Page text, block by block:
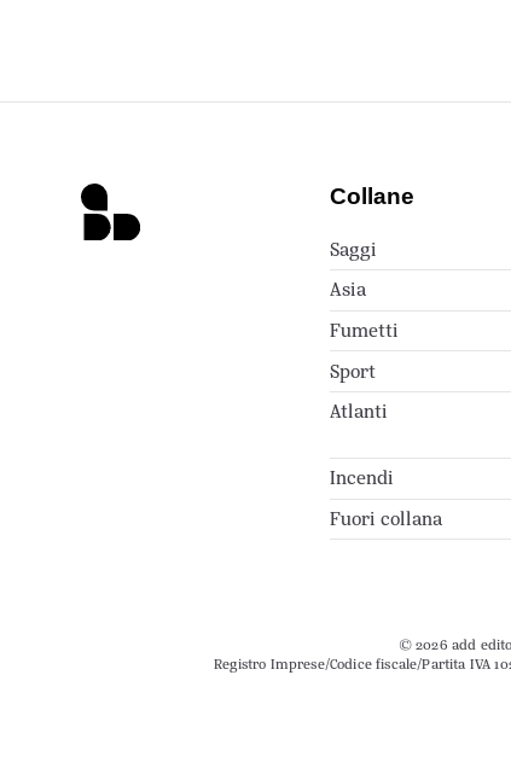
Collane
Saggi
Asia
Fumetti
Sport
Atlanti
Incendi
Fuori collana
© 2026 add
Registro Imprese/Codice fiscale/Partita IVA